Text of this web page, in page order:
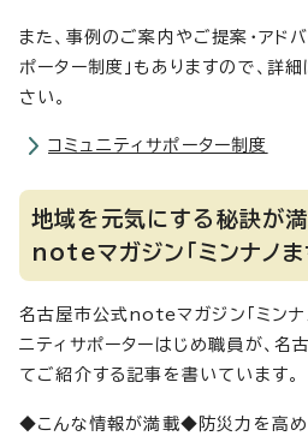
また、事例のご案内やご提案・アド
ポーター制度」もありますので、詳
さい。
コミュニティサポーター制度
地域を元気にする秘訣が
noteマガジン「ミンナノま
名古屋市公式noteマガジン「ミンナ
ニティサポーターはじめ職員が、名
てご紹介する記事を書いています。
◆こんな情報が満載◆防災力を高め